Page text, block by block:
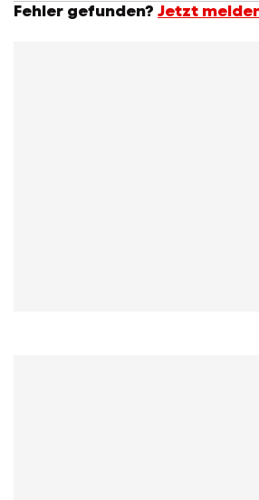
Fehler gefunden? Jetzt